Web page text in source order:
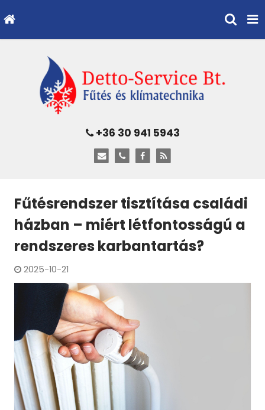
+36 30 941 5943
Fűtésrendszer tisztítása családi
házban – miért létfontosságú a
rendszeres karbantartás?
2025-10-21